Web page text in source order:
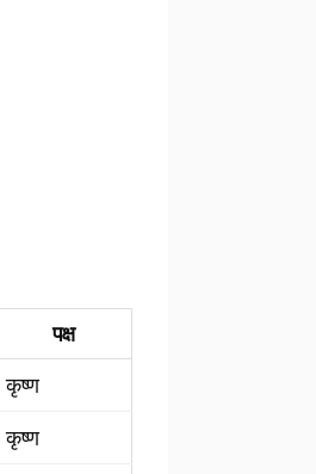
पक्ष
कृष्ण
कृष्ण